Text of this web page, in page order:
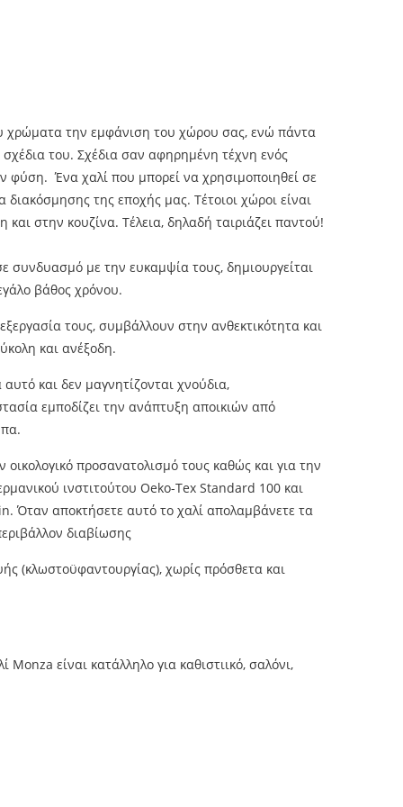
χρώματα την εμφάνιση του χώρου σας, ενώ πάντα
του. Σχέδια σαν αφηρημένη τέχνη ενός
φύση. Ένα χαλί που μπορεί να χρησιμοποιηθεί σε
της εποχής μας. Τέτοιοι χώροι είναι
στην κουζίνα. Τέλεια, δηλαδή ταιριάζει παντού!
συνδυασμό με την ευκαμψία τους, δημιουργείται
βάθος χρόνου.
τους, συμβάλλουν στην ανθεκτικότητα και
και ανέξοδη.
και δεν μαγνητίζονται χνούδια,
εμποδίζει την ανάπτυξη αποικιών από
προσανατολισμό τους καθώς και για την
ινστιτούτου Oeko-Tex Standard 100 και
Όταν αποκτήσετε αυτό το χαλί απολαμβάνετε τα
διαβίωσης
(κλωστοϋφαντουργίας), χωρίς πρόσθετα και
είναι κατάλληλο για καθιστιικό, σαλόνι,